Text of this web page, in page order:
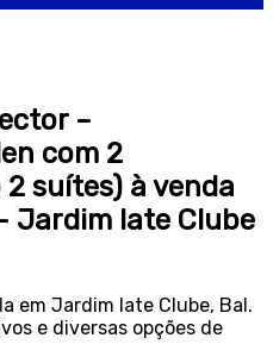
–
com 2
suítes) à venda
Jardim Iate Clube
em Jardim Iate Clube, Bal.
e diversas opções de